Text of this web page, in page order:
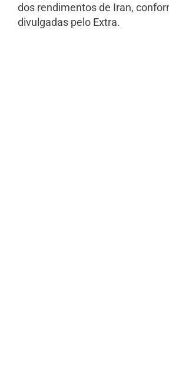
dos rendimentos de Iran,
divulgadas pelo Extra.